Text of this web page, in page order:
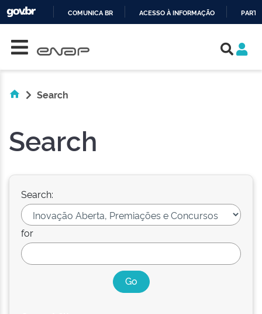
COMUNICA BR ACESSO À INFORMAÇÃO
Search
Search
Search:
for